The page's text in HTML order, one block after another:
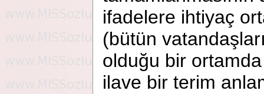
ifadelere ihtiyaç
(bütün
olduğu bir
ilave bir terim